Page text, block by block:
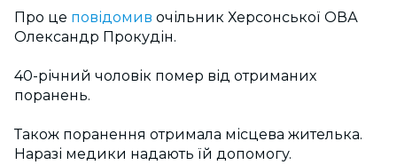
Про це повідомив очільник Херсонської ОВА
Олександр Прокудін.
40-річний чоловік помер від отриманих
поранень.
Також поранення отримала місцева жителька.
Наразі медики надають їй допомогу.